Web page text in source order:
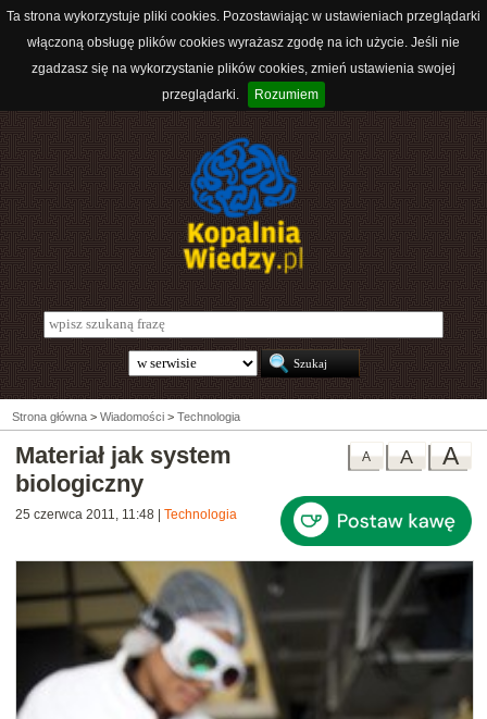
Ta strona wykorzystuje pliki cookies. Pozostawiając w ustawieniach przeglądarki
włączoną obsługę plików cookies wyrażasz zgodę na ich użycie. Jeśli nie
zgadzasz się na wykorzystanie plików cookies, zmień ustawienia swojej
przeglądarki.
Rozumiem
Strona główna > Wiadomości > Technologia
A
A
A
Materiał jak system
biologiczny
25 czerwca 2011, 11:48 Technologia